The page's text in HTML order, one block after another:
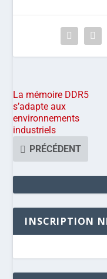
La mémoire DDR5
s’adapte aux
environnements
industriels
PRÉCÉDENT
INSCRIPTION